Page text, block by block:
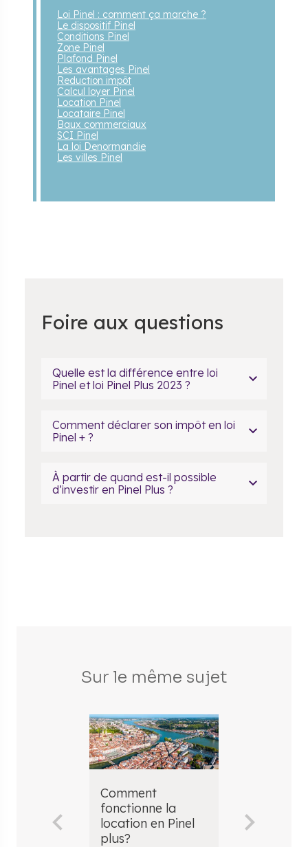
Loi Pinel : comment ça marche ?
Le dispositif Pinel
Conditions Pinel
Zone Pinel
Plafond Pinel
Les avantages Pinel
Reduction impôt
Calcul loyer Pinel
Location Pinel
Locataire Pinel
Baux commerciaux
SCI Pinel
La loi Denormandie
Les villes Pinel
Foire aux questions
Quelle est la différence entre loi
Pinel et loi Pinel Plus 2023 ?
Comment déclarer son impôt en loi
Pinel + ?
À partir de quand est-il possible
d’investir en Pinel Plus ?
Sur le même sujet
Comment
fonctionne la
location en Pinel
plus?
Vous